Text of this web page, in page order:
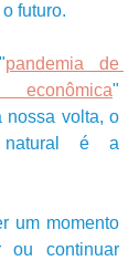
futuro.
pandemia de
econômica"
nossa volta, o
natural é a
um momento
ou continuar